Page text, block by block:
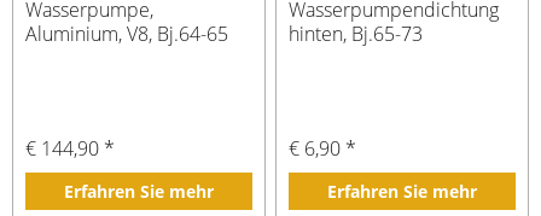
Wasserpumpe,
Aluminium, V8, Bj.64-65
€ 144,90 *
Erfahren Sie mehr
Wasserpumpendichtung
hinten, Bj.65-73
€ 6,90 *
Erfahren Sie mehr